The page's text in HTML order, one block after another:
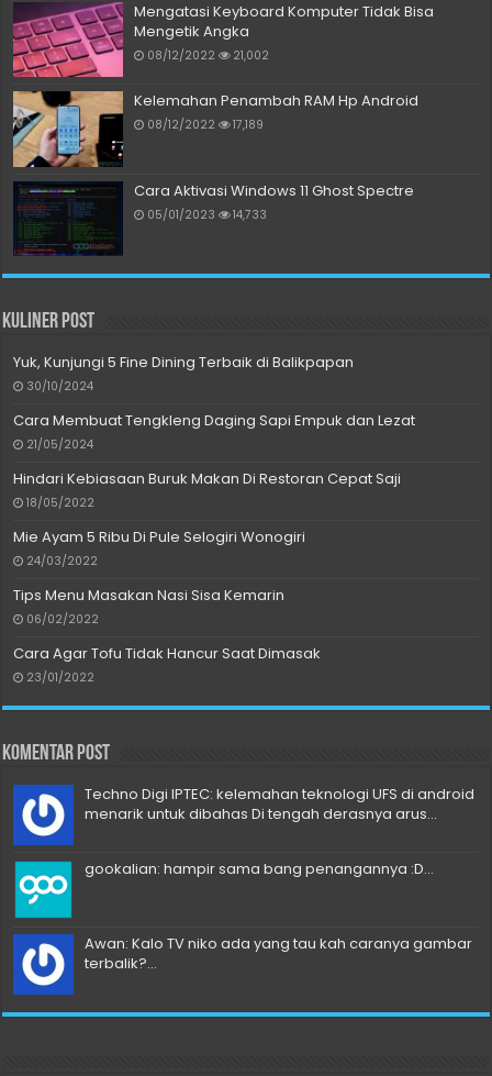
Mengatasi Keyboard Komputer Tidak Bisa
Mengetik Angka
08/12/2022 21,002
Kelemahan Penambah RAM Hp Android
08/12/2022 17,189
Cara Aktivasi Windows 11 Ghost Spectre
05/01/2023 14,733
Kuliner Post
Yuk, Kunjungi 5 Fine Dining Terbaik di Balikpapan
30/10/2024
Cara Membuat Tengkleng Daging Sapi Empuk dan Lezat
21/05/2024
Hindari Kebiasaan Buruk Makan Di Restoran Cepat Saji
18/05/2022
Mie Ayam 5 Ribu Di Pule Selogiri Wonogiri
24/03/2022
Tips Menu Masakan Nasi Sisa Kemarin
06/02/2022
Cara Agar Tofu Tidak Hancur Saat Dimasak
23/01/2022
Komentar Post
Techno Digi IPTEC: kelemahan teknologi UFS di android
menarik untuk dibahas Di tengah derasnya arus...
gookalian: hampir sama bang penangannya :D...
Awan: Kalo TV niko ada yang tau kah caranya gambar
terbalik?...